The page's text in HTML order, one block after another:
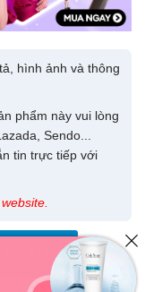
hình ảnh và thông
phẩm này vui lòng
Sendo...
tin trực tiếp với